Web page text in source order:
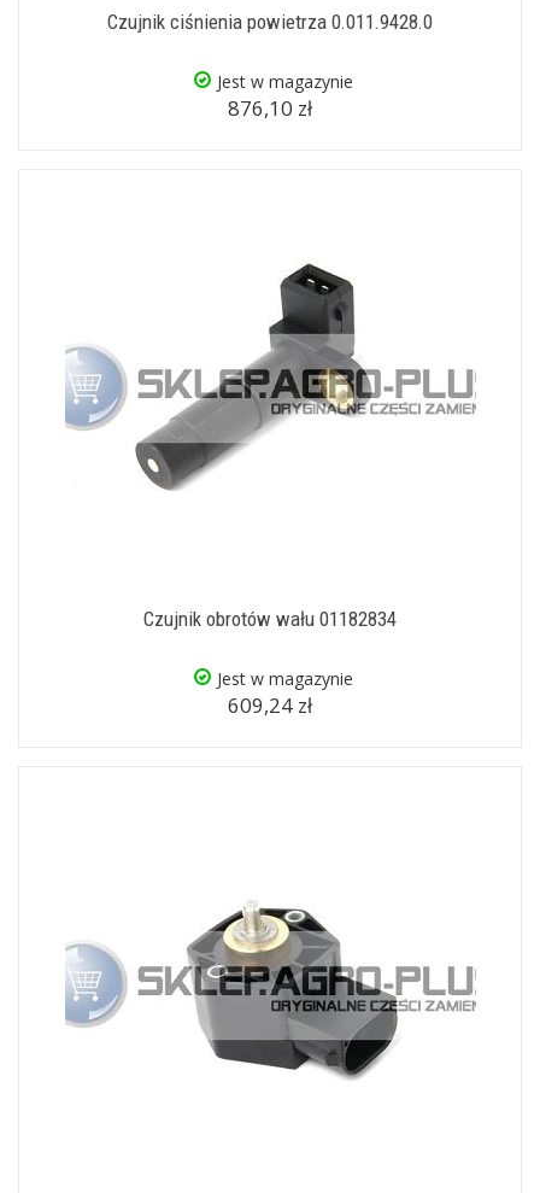
Czujnik ciśnienia powietrza 0.011.9428.0
Jest w magazynie
876,10 zł
Czujnik obrotów wału 01182834
Jest w magazynie
609,24 zł